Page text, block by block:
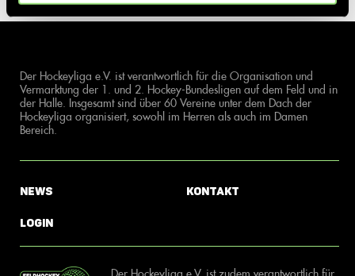
Der Hockeyliga e.V. ist verantwortlich für die Organisation und
Vermarktung der 1. und 2. Hockey-Bundesligen auf dem Feld und in
der Halle. Insgesamt sind über 60 Vereine unter dem Dach der
Hockeyliga organisiert, sowohl im Herren als auch im Damen
Bereich.
News
Login
Kontakt